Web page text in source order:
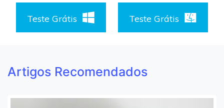
Teste Grátis Teste Grátis
Artigos Recomendados